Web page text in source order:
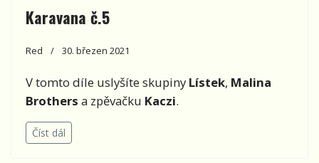
Karavana č.5
Red 30. březen 2021
V tomto díle uslyšíte skupiny Lístek, Malina
Brothers a zpěvačku Kaczi.
Číst dál